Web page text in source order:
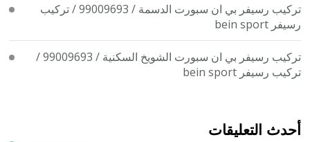
تركيب رسيفر بي ان سبورت الدسمة / 99009693 / تركيب
رسيفر bein sport
تركيب رسيفر بي ان سبورت الشويخ السكنية / 99009693 /
تركيب رسيفر bein sport
أحدث التعليقات